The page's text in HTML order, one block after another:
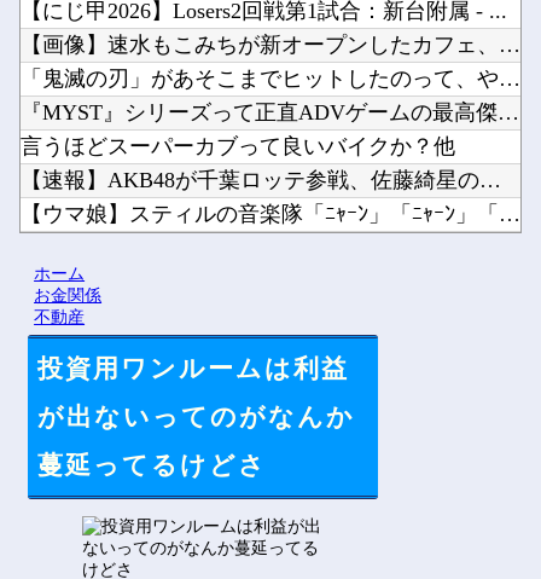
【にじ甲2026】Losers2回戦第1試合：新台附属 - ...
【画像】速水もこみちが新オープンしたカフェ、サンドイッチ1つ...
「鬼滅の刃」があそこまでヒットしたのって、やっぱ『ノイズ』が...
『MYST』シリーズって正直ADVゲームの最高傑作だよね他
言うほどスーパーカブって良いバイクか？他
【速報】AKB48が千葉ロッテ参戦、佐藤綺星の始球式＆3曲披...
【ウマ娘】スティルの音楽隊「ﾆｬｰﾝ」「ﾆｬｰﾝ」「ﾆｬｰﾝ...
Powered by livedoor 相互RSS
ホーム
お金関係
不動産
投資用ワンルームは利益
が出ないってのがなんか
蔓延ってるけどさ